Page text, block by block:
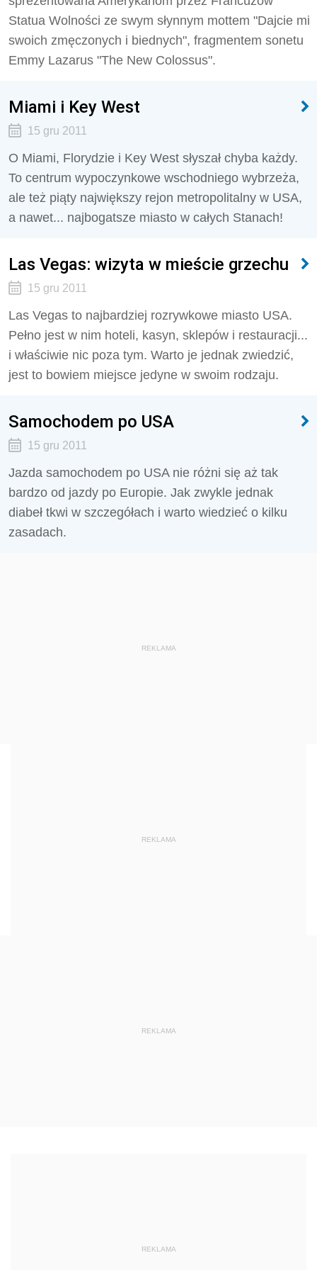
Statua Wolności ze swym słynnym mottem "Dajcie mi
swoich zmęczonych i biednych", fragmentem sonetu
Emmy Lazarus "The New Colossus".
Miami i Key West
15 gru 2011
O Miami, Florydzie i Key West słyszał chyba każdy.
To centrum wypoczynkowe wschodniego wybrzeża,
ale też piąty największy rejon metropolitalny w USA,
a nawet... najbogatsze miasto w całych Stanach!
Las Vegas: wizyta w mieście grzechu
15 gru 2011
Las Vegas to najbardziej rozrywkowe miasto USA.
Pełno jest w nim hoteli, kasyn, sklepów i restauracji...
i właściwie nic poza tym. Warto je jednak zwiedzić,
jest to bowiem miejsce jedyne w swoim rodzaju.
Samochodem po USA
15 gru 2011
Jazda samochodem po USA nie różni się aż tak
bardzo od jazdy po Europie. Jak zwykle jednak
diabeł tkwi w szczegółach i warto wiedzieć o kilku
zasadach.
REKLAMA
REKLAMA
REKLAMA
REKLAMA